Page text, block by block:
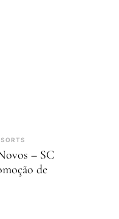
– SC
de